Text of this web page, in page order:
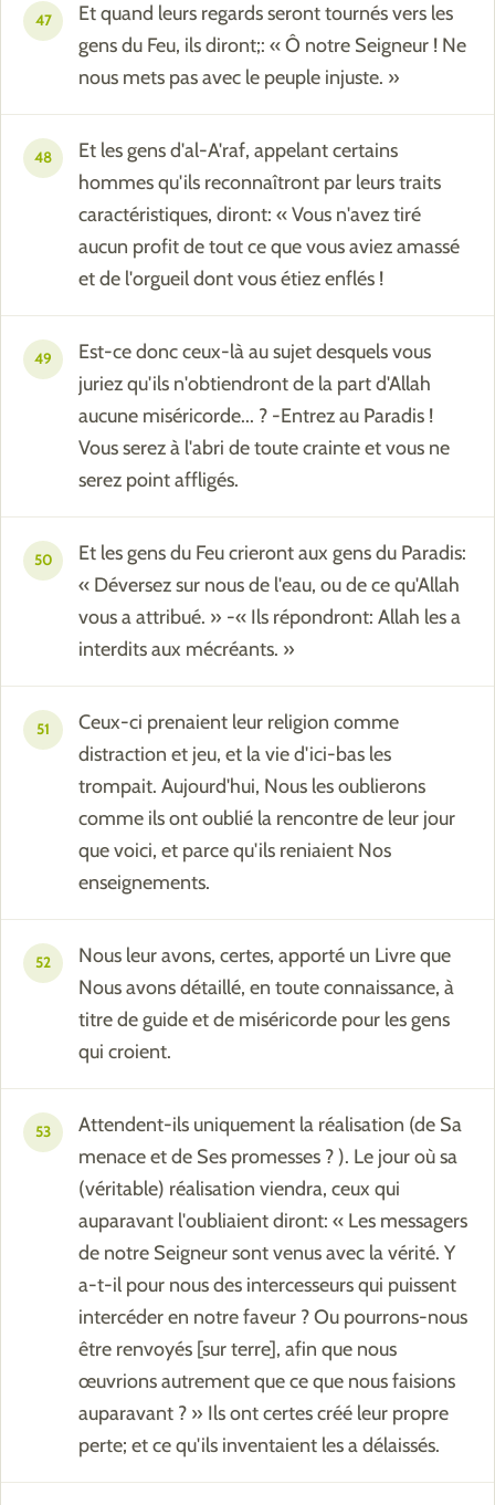
47
Et quand leurs regards seront tournés vers les
gens du Feu, ils diront;: « Ô notre Seigneur ! Ne
nous mets pas avec le peuple injuste. »
48
Et les gens d'al-A'raf, appelant certains
hommes qu'ils reconnaîtront par leurs traits
caractéristiques, diront: « Vous n'avez tiré
aucun profit de tout ce que vous aviez amassé
et de l'orgueil dont vous étiez enflés !
49
Est-ce donc ceux-là au sujet desquels vous
juriez qu'ils n'obtiendront de la part d'Allah
aucune miséricorde... ? -Entrez au Paradis !
Vous serez à l'abri de toute crainte et vous ne
serez point affligés.
50
Et les gens du Feu crieront aux gens du Paradis:
« Déversez sur nous de l'eau, ou de ce qu'Allah
vous a attribué. » -« Ils répondront: Allah les a
interdits aux mécréants. »
51
Ceux-ci prenaient leur religion comme
distraction et jeu, et la vie d'ici-bas les
trompait. Aujourd'hui, Nous les oublierons
comme ils ont oublié la rencontre de leur jour
que voici, et parce qu'ils reniaient Nos
enseignements.
52
Nous leur avons, certes, apporté un Livre que
Nous avons détaillé, en toute connaissance, à
titre de guide et de miséricorde pour les gens
qui croient.
53
Attendent-ils uniquement la réalisation (de Sa
menace et de Ses promesses ? ). Le jour où sa
(véritable) réalisation viendra, ceux qui
auparavant l'oubliaient diront: « Les messagers
de notre Seigneur sont venus avec la vérité. Y
a-t-il pour nous des intercesseurs qui puissent
intercéder en notre faveur ? Ou pourrons-nous
être renvoyés [sur terre], afin que nous
œuvrions autrement que ce que nous faisions
auparavant ? » Ils ont certes créé leur propre
perte; et ce qu'ils inventaient les a délaissés.